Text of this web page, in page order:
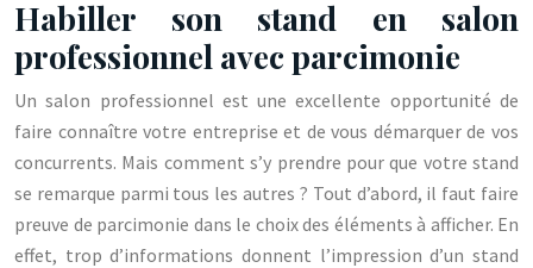
Habiller son stand en salon
professionnel avec parcimonie
Un salon professionnel est une excellente opportunité de
faire connaître votre entreprise et de vous démarquer de vos
concurrents. Mais comment s’y prendre pour que votre stand
se remarque parmi tous les autres ? Tout d’abord, il faut faire
preuve de parcimonie dans le choix des éléments à afficher. En
effet, trop d’informations donnent l’impression d’un stand